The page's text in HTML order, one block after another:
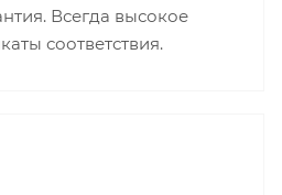
Всегда высокое
соответствия.